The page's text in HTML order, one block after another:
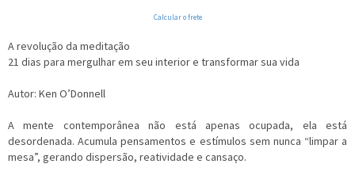
Calcular o frete
A revolução da meditação
21 dias para mergulhar em seu interior e transformar sua vida
Autor: Ken O’Donnell
A mente contemporânea não está apenas ocupada, ela está
desordenada. Acumula pensamentos e estímulos sem nunca “limpar a
mesa”, gerando dispersão, reatividade e cansaço.